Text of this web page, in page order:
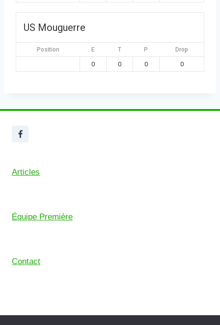
US Mouguerre
Position E T P Drop
0 0 0 0
Articles
Équipe Première
Contact